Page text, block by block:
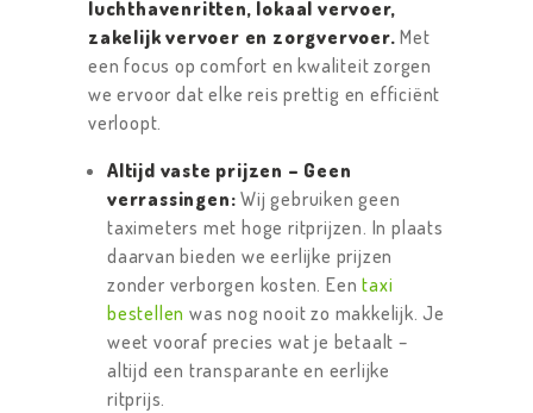
luchthavenritten, lokaal vervoer,
zakelijk vervoer en zorgvervoer. Met
een focus op comfort en kwaliteit zorgen
we ervoor dat elke reis prettig en efficiënt
verloopt.
Altijd vaste prijzen – Geen
verrassingen: Wij gebruiken geen
taximeters met hoge ritprijzen. In plaats
daarvan bieden we eerlijke prijzen
zonder verborgen kosten. Eentaxi
bestellen was nog nooit zo makkelijk. Je
weet vooraf precies wat je betaalt –
altijd een transparante en eerlijke
ritprijs.